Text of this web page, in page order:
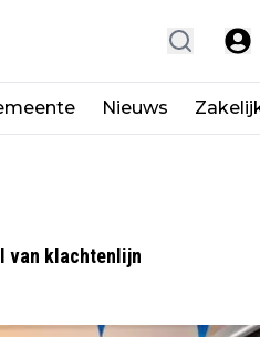
Nieuws
van klachtenlijn